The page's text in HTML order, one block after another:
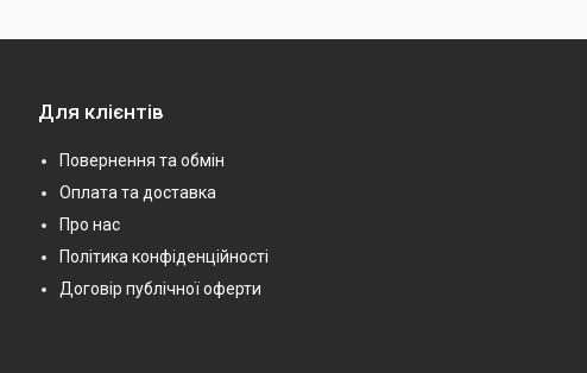
Для клієнтів
Повернення та обмін
Оплата та доставка
Про нас
Політика конфіденційності
Договір публічної оферти